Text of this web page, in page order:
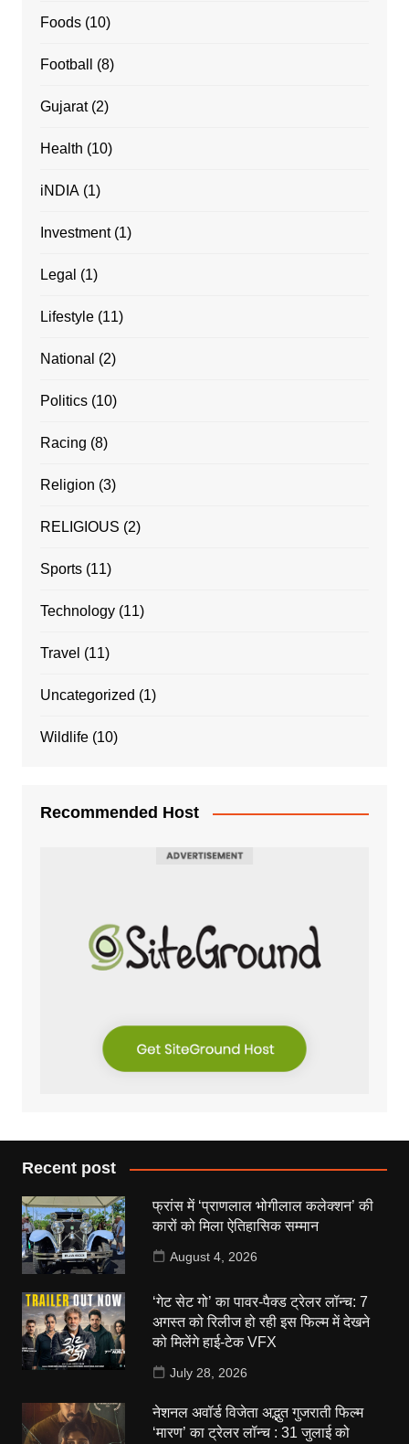
Foods(10)
Football (8)
Gujarat(2)
Health (10)
iNDIA(1)
Investment(1)
Legal (1)
Lifestyle(11)
National (2)
Politics(10)
Racing (8)
Religion (3)
RELIGIOUS (2)
Sports(11)
Technology(11)
Travel (11)
Uncategorized (1)
Wildlife(10)
Recommended Host
Recent post
फ्रांस में ‘प्राणलाल भोगीलाल कलेक्शन’ की
कारों को मिला ऐतिहासिक सम्मान
August 4, 2026
‘गेट सेट गो’ का पावर-पैक्ड ट्रेलर लॉन्च: 7
अगस्त को रिलीज हो रही इस फिल्म में देखने
को मिलेंगे हाई-टेक VFX
July 28, 2026
नेशनल अवॉर्ड विजेता अद्भुत गुजराती फिल्म
‘मारण’ का ट्रेलर लॉन्च : 31 जुलाई को